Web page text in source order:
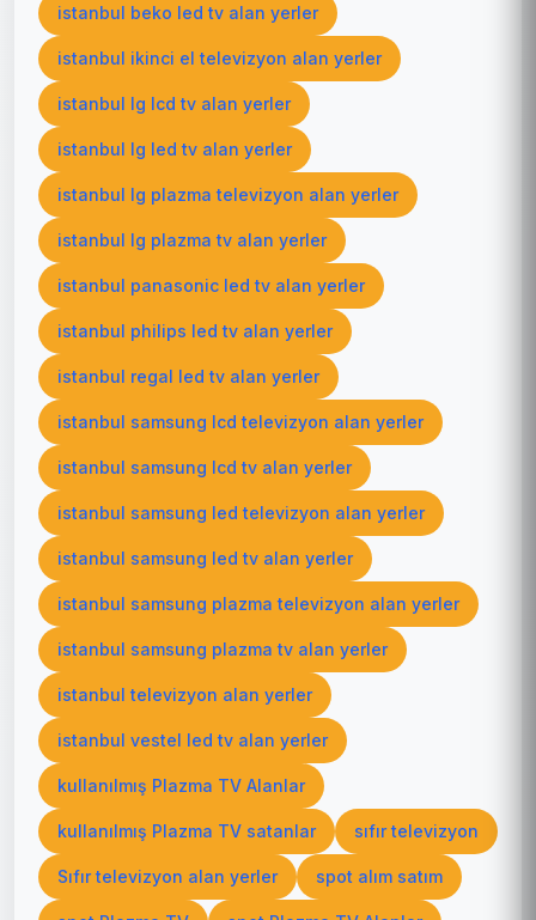
istanbul beko led tv alan yerler
istanbul ikinci el televizyon alan yerler
istanbul lg lcd tv alan yerler
istanbul lg led tv alan yerler
istanbul lg plazma televizyon alan yerler
istanbul lg plazma tv alan yerler
istanbul panasonic led tv alan yerler
istanbul philips led tv alan yerler
istanbul regal led tv alan yerler
istanbul samsung lcd televizyon alan yerler
istanbul samsung lcd tv alan yerler
istanbul samsung led televizyon alan yerler
istanbul samsung led tv alan yerler
istanbul samsung plazma televizyon alan yerler
istanbul samsung plazma tv alan yerler
istanbul televizyon alan yerler
istanbul vestel led tv alan yerler
kullanılmış Plazma TV Alanlar
kullanılmış Plazma TV satanlar sıfır televizyon
Sıfır televizyon alan yerler spot alım satım